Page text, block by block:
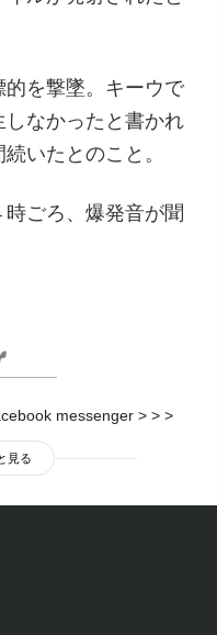
的を撃墜。キーウで
なかったと書かれ
いたとのこと。
ごろ、爆発音が聞
messenger > > >
見る